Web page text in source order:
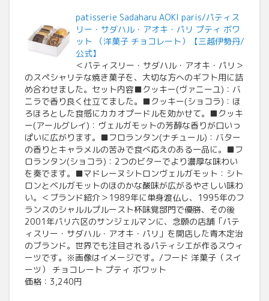
patisserie Sadaharu AOKI paris/パティス
リー・サダハル・アオキ・パリ プティ ボワ
ット （洋菓子 チョコレート）【三越伊勢丹/
公式】
＜パティスリー・サダハル・アオキ・パリ＞
のスペシャリテな焼き菓子を、大切な方へのギフト用に詰
め合わせました。セット内容■クッキー(ヴァニーユ)：バ
ニラで香り良く仕立てました。■クッキー(ショコラ)：ほ
ろほろとした食感にカカオプードルを効かせて。■クッキ
ー(アールグレイ)：ヴェルガモットの芳醇な香りが口いっ
ぱいに広がります。■フロランタン(ナチュール)：バター
の香りとキャラメルの苦みで食べ応えのある一品に。■フ
ロランタン(ショコラ)：2つのビターでより濃厚な味わい
を奏でます。■マドレーヌシトロンヴェルガモット：シト
ロンとベルガモットのほのかな酸味が広がるやさしい味わ
い。＜ブランド紹介＞1989年に単身渡仏し、1995年のフ
ランスのシャルルプルースト杯味覚部門で優勝、その後
2001年パリ六区のサンジェルマンに、念願の店舗「パテ
ィスリー・サダハル・アオキ・パリ」を開店した青木定治
のブランド。世界でも注目されるパティシエが作るスウィ
ーツです。※画像はイメージです。/フード 洋菓子（スイ
ーツ） チョコレート プティ ボワット
価格：3,240円